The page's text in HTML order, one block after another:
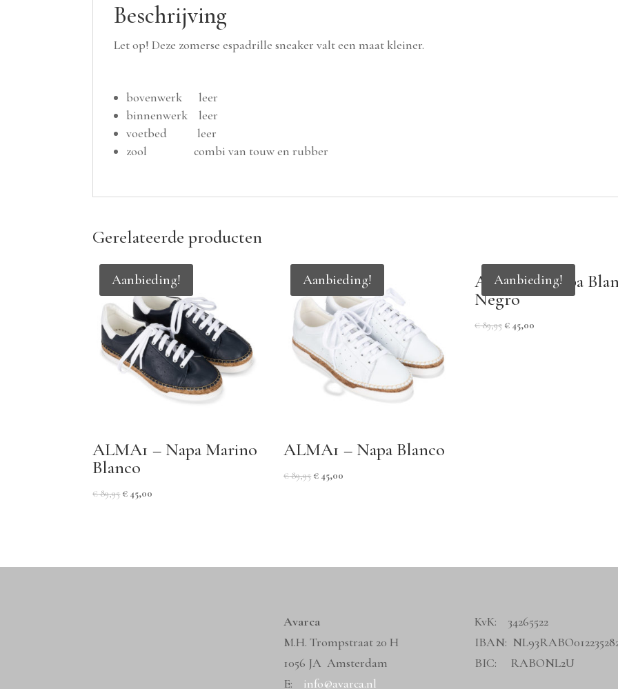
Beschrijving
Let op! Deze zomerse espadrille sneaker valt een maat kleiner.
bovenwerk leer
binnenwerk leer
voetbed leer
zool combi van touw en rubber
Gerelateerde producten
Aanbieding!
ALMA1 – Napa Marino
Blanco
€89,95 € 45,00
Aanbieding!
ALMA1 – Napa Blanco
€89,95 € 45,00
Aanbieding!
ALMA1 – Napa
Negro
€89,95 € 45,00
Avarca
M.H. Trompstraat 20 H
1056 JA Amsterdam
E: info@avarca.nl
KvK: 34265522
IBAN:
BIC: RABONL2U